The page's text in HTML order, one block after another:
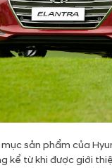
sản phẩm của
kể từ khi được giới